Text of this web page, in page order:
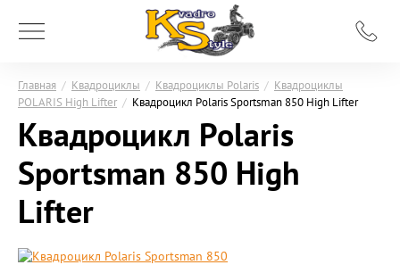
Главная / Квадроциклы / Квадроциклы Polaris / Квадроциклы
POLARIS High Lifter / Квадроцикл Polaris Sportsman 850 High Lifter
Квадроцикл Polaris
Sportsman 850 High
Lifter